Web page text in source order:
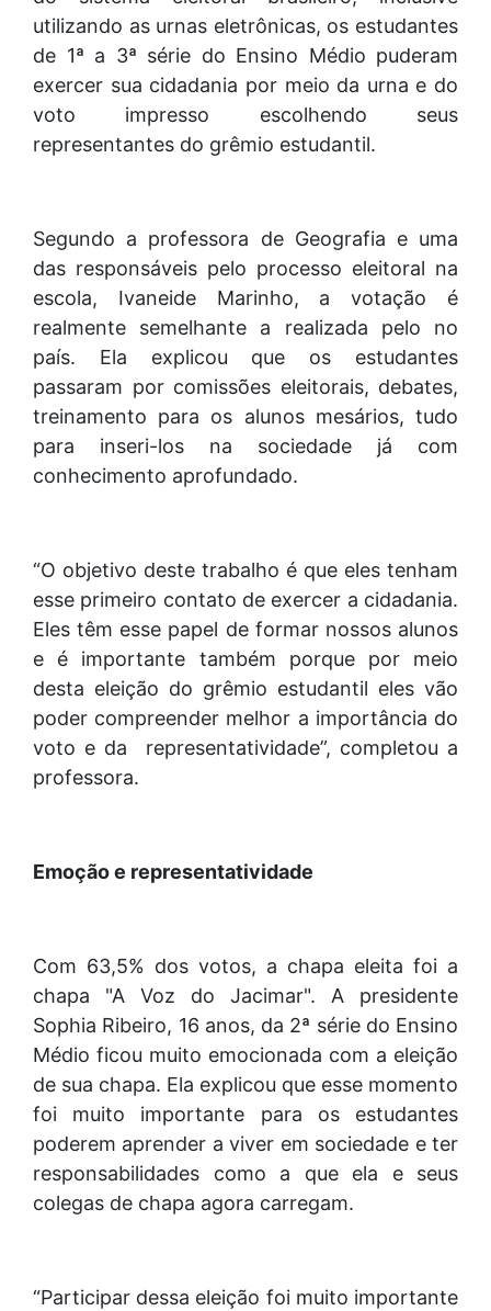
utilizando as urnas eletrônicas, os estudantes
de 1ª a 3ª série do Ensino Médio puderam
exercer sua cidadania por meio da urna e do
voto impresso escolhendo seus
representantes do grêmio estudantil.
Segundo a professora de Geografia e uma
das responsáveis pelo processo eleitoral na
escola, Ivaneide Marinho, a votação é
realmente semelhante a realizada pelo no
país. Ela explicou que os estudantes
passaram por comissões eleitorais, debates,
treinamento para os alunos mesários, tudo
para inseri-los na sociedade já com
conhecimento aprofundado.
“O objetivo deste trabalho é que eles tenham
esse primeiro contato de exercer a cidadania.
Eles têm esse papel de formar nossos alunos
e é importante também porque por meio
desta eleição do grêmio estudantil eles vão
poder compreender melhor a importância do
voto e da representatividade”, completou a
professora.
Emoção e representatividade
Com 63,5% dos votos, a chapa eleita foi a
chapa "A Voz do Jacimar". A presidente
Sophia Ribeiro, 16 anos, da 2ª série do Ensino
Médio ficou muito emocionada com a eleição
de sua chapa. Ela explicou que esse momento
foi muito importante para os estudantes
poderem aprender a viver em sociedade e ter
responsabilidades como a que ela e seus
colegas de chapa agora carregam.
“Participar dessa eleição foi muito importante